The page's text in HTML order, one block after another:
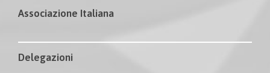
Associazione Italiana
Delegazioni